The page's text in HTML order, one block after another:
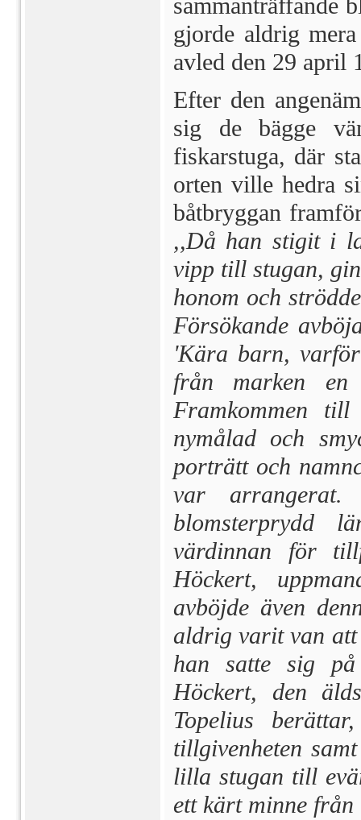
sammanträffande
gjorde aldrig
avled den 29 april
Efter den
sig de bägge
fiskarstuga, där
orten ville hedra
båtbryggan
,,Då han stigit i
vipp till stugan,
honom och
Försökande
'Kära barn,
från marken
Framkommen
nymålad och
porträtt och
var
blomsterprydd
värdinnan för
Höckert,
avböjde även
aldrig varit van att
han satte sig
Höckert, den
Topelius
tillgivenhe­ten
lilla stugan till
ett kärt minne